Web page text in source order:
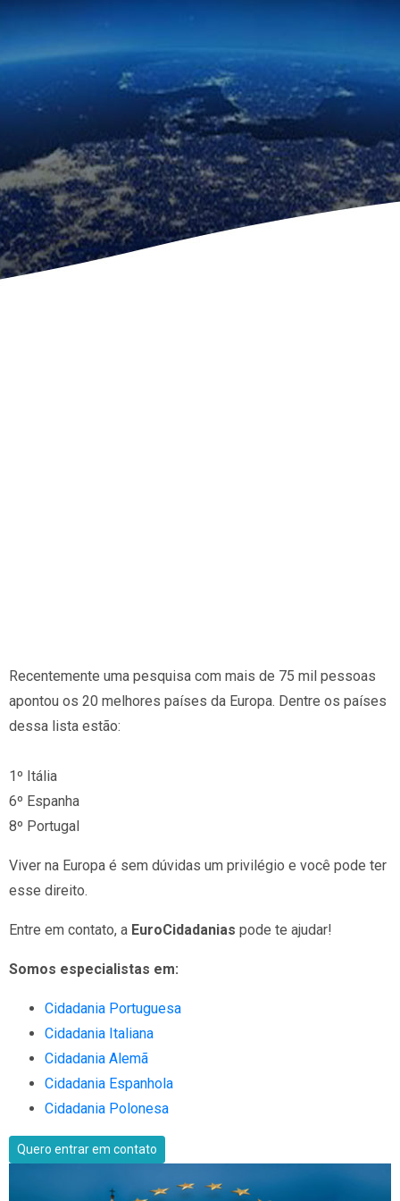
Recentemente uma pesquisa com mais de 75 mil pessoas
apontou os 20 melhores países da Europa. Dentre os países
dessa lista estão:
1º Itália
6º Espanha
8º Portugal
Viver na Europa é sem dúvidas um privilégio e você pode ter
esse direito.
Entre em contato, a EuroCidadanias pode te ajudar!
Somos especialistas em:
Cidadania Portuguesa
Cidadania Italiana
Cidadania Alemã
Cidadania Espanhola
Cidadania Polonesa
Quero entrar em contato